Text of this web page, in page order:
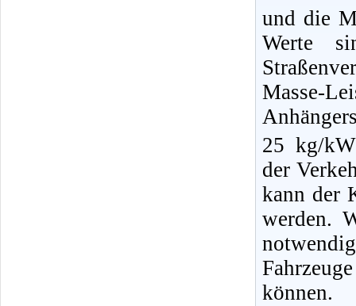
und die
Werte
Masse-
25 kg/
der
kann der
werden.
können.